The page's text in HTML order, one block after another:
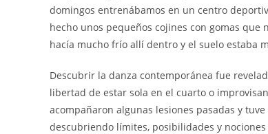
domingos entrenábamos en un centro
hecho unos pequeños cojines con gomas
hacía mucho frío allí dentro y el suelo estaba
Descubrir la danza contemporánea fue
libertad de estar sola en el cuarto o
acompañaron algunas lesiones pasadas y
descubriendo límites, posibilidades y